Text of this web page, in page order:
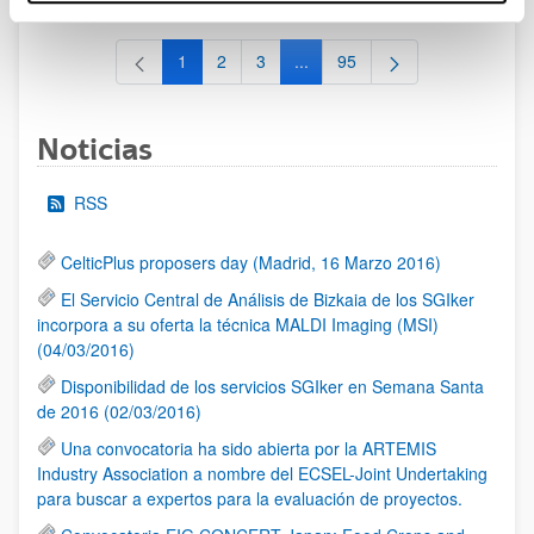
Página
1 Página
2 Página
3 ...Páginas intermedias Use TAB
Página
95
Noticias
RSS
CelticPlus proposers day (Madrid, 16 Marzo 2016)
El Servicio Central de Análisis de Bizkaia de los SGIker
incorpora a su oferta la técnica MALDI Imaging (MSI)
(04/03/2016)
Disponibilidad de los servicios SGIker en Semana Santa
de 2016 (02/03/2016)
Una convocatoria ha sido abierta por la ARTEMIS
Industry Association a nombre del ECSEL-Joint Undertaking
para buscar a expertos para la evaluación de proyectos.